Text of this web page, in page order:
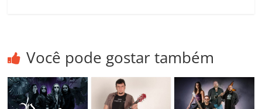
Você pode gostar também